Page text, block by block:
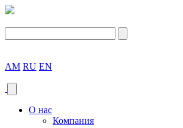
AM RU EN
О нас
Компания